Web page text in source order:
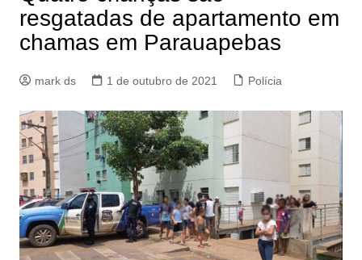
resgatadas de apartamento em
chamas em Parauapebas
mark ds 1 de outubro de 2021 Polícia